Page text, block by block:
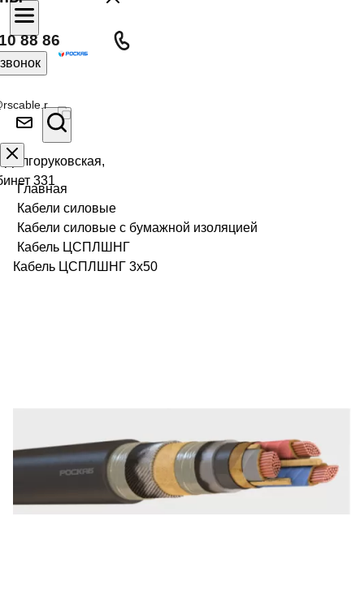
88 86
331
Главная
Кабели силовые
Кабели силовые с бумажной изоляцией
Кабель ЦСПЛШНГ
Кабель ЦСПЛШНГ 3х50